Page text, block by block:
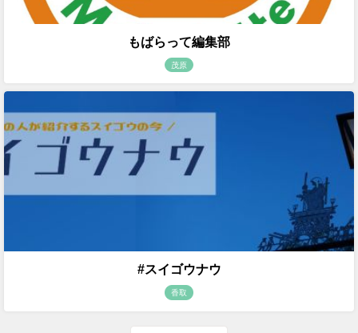
もばらって編集部
茂原
#スイゴウナウ
香取